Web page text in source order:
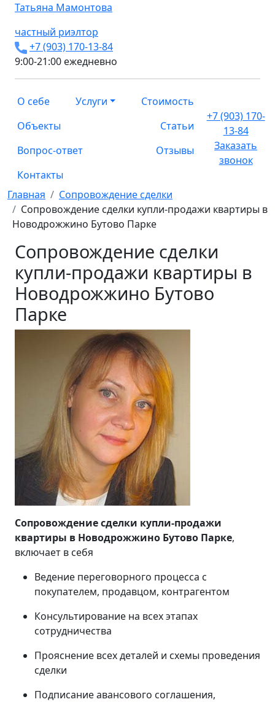
Татьяна Мамонтова
частный риэлтор
+7 (903) 170-13-84
9:00-21:00 ежедневно
О себе Услуги
Стоимость
Объекты
Статьи
Вопрос-ответ
Отзывы
Контакты
+7 (903) 170-
13-84
Заказать
звонок
Главная
Сопровождение сделки
Сопровождение сделки купли-продажи квартиры в
Новодрожжино Бутово Парке
Сопровождение сделки
купли-продажи квартиры в
Новодрожжино Бутово
Парке
Сопровождение сделки купли-продажи
квартиры в Новодрожжино Бутово Парке,
включает в себя
Ведение переговорного процесса с
покупателем, продавцом, контрагентом
Консультирование на всех этапах
сотрудничества
Прояснение всех деталей и схемы проведения
сделки
Подписание авансового соглашения,